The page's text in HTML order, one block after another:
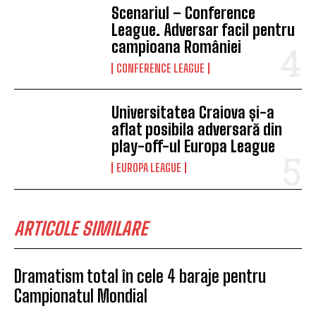
Scenariul – Conference
League. Adversar facil pentru
campioana României
CONFERENCE LEAGUE
Universitatea Craiova și-a
aflat posibila adversară din
play-off-ul Europa League
EUROPA LEAGUE
ARTICOLE SIMILARE
Dramatism total în cele 4 baraje pentru
Campionatul Mondial